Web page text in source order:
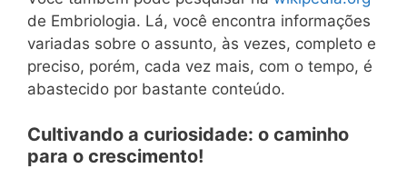
de Embriologia. Lá, você encontra informações
variadas sobre o assunto, às vezes, completo e
preciso, porém, cada vez mais, com o tempo, é
abastecido por bastante conteúdo.
Cultivando a curiosidade: o caminho
para o crescimento!